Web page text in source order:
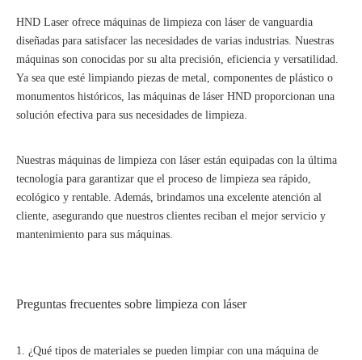
HND Laser ofrece máquinas de limpieza con láser de vanguardia
diseñadas para satisfacer las necesidades de varias industrias. Nuestras
máquinas son conocidas por su alta precisión, eficiencia y versatilidad.
Ya sea que esté limpiando piezas de metal, componentes de plástico o
monumentos históricos, las máquinas de láser HND proporcionan una
solución efectiva para sus necesidades de limpieza.
Nuestras máquinas de limpieza con láser están equipadas con la última
tecnología para garantizar que el proceso de limpieza sea rápido,
ecológico y rentable. Además, brindamos una excelente atención al
cliente, asegurando que nuestros clientes reciban el mejor servicio y
mantenimiento para sus máquinas.
Preguntas frecuentes sobre limpieza con láser
1. ¿Qué tipos de materiales se pueden limpiar con una máquina de